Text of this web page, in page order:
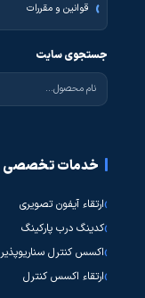
قوانین و مقررات
جستجوی سایت
خدمات تخصصی
ارتقاء آیفون تصویری
کدینگ درب پارکینگ
اکسس کنترل سناریوپذیر
ارتقاء اکسس کنترل